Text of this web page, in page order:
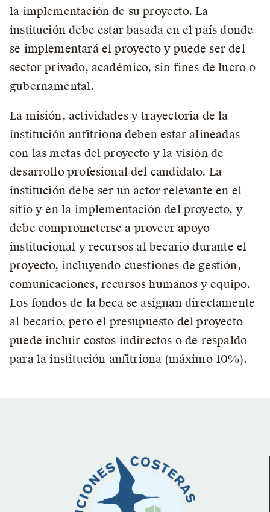
la implementación de su proyecto. La
institución debe estar basada en el país donde
se implementará el proyecto y puede ser del
sector privado, académico, sin fines de lucro o
gubernamental.
La misión, actividades y trayectoria de la
institución anfitriona deben estar alineadas
con las metas del proyecto y la visión de
desarrollo profesional del candidato. La
institución debe ser un actor relevante en el
sitio y en la implementación del proyecto, y
debe comprometerse a proveer apoyo
institucional y recursos al becario durante el
proyecto, incluyendo cuestiones de gestión,
comunicaciones, recursos humanos y equipo.
Los fondos de la beca se asignan directamente
al becario, pero el presupuesto del proyecto
puede incluir costos indirectos o de respaldo
para la institución anfitriona (máximo 10%).